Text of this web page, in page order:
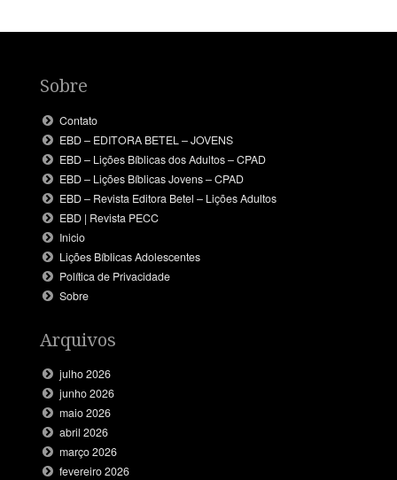
Sobre
Contato
EBD – EDITORA BETEL – JOVENS
EBD – Lições Bíblicas dos Adultos – CPAD
EBD – Lições Bíblicas Jovens – CPAD
EBD – Revista Editora Betel – Lições Adultos
EBD | Revista PECC
Inicio
Lições Bíblicas Adolescentes
Política de Privacidade
Sobre
Arquivos
julho 2026
junho 2026
maio 2026
abril 2026
março 2026
fevereiro 2026